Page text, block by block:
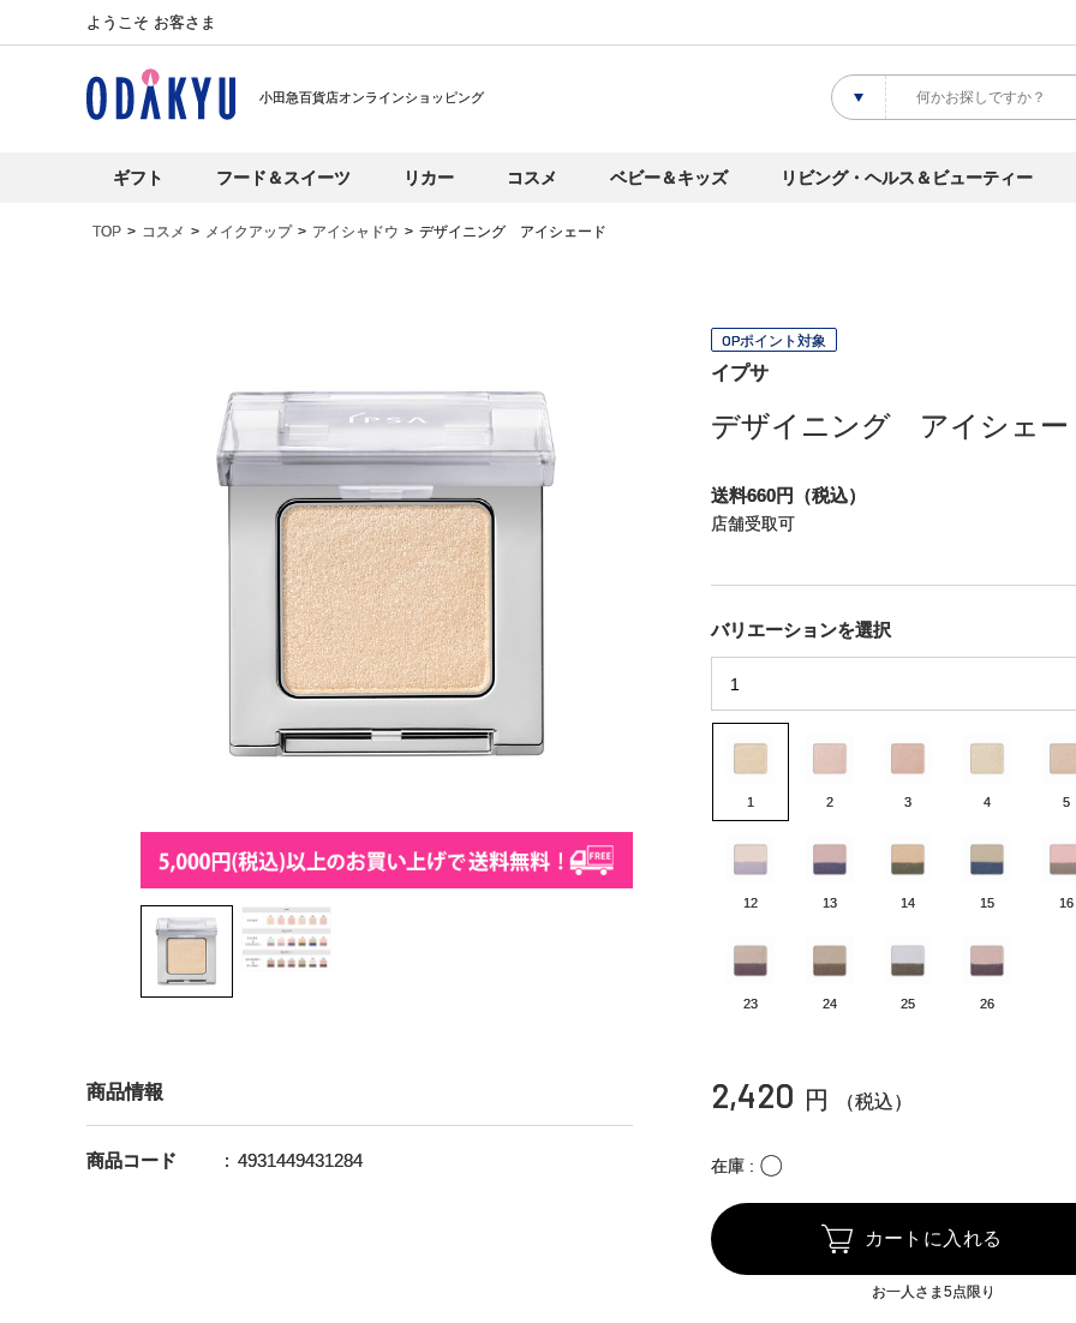
ようこそ お客さま
小田急百貨店オンラインショッピング
ギフト フード＆スイーツ リカー コスメ ベビー＆キッズ リビング・ヘルス＆ビューティー
TOP コスメ メイクアップ アイシャドウ デザイニング アイシェード
OPポイント対象
イプサ
デザイニング アイシェー
送料660円（税込）
店舗受取可
バリエーションを選択
1 2 3 4 5
12 13 14 15 16
23 24 25 26
2,420 円 （税込）
在庫 〇
カートに入れる
お一人さま5点限り
商品情報
商品コード 4931449431284